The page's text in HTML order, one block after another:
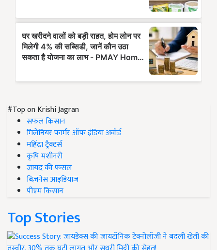
#Top on Krishi Jagran
सफल किसान
मिलेनियर फार्मर ऑफ इंडिया अवॉर्ड
महिंद्रा ट्रैक्टर्स
कृषि मशीनरी
जायद की फसल
बिज़नेस आइडियाज
पीएम किसान
Top Stories